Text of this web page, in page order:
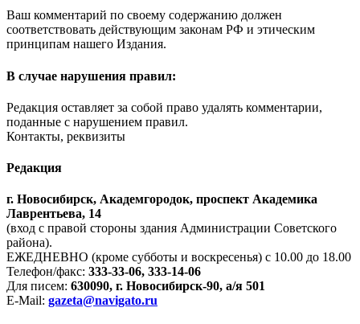
Ваш комментарий по своему содержанию должен
соответствовать действующим законам РФ и этическим
принципам нашего Издания.
В случае нарушения правил:
Редакция оставляет за собой право удалять комментарии,
поданные с нарушением правил.
Контакты, реквизиты
Редакция
г. Новосибирск, Академгородок, проспект Академика
Лаврентьева, 14
(вход с правой стороны здания Администрации Советского
района).
ЕЖЕДНЕВНО (кроме субботы и воскресенья) с 10.00 до 18.00
Телефон/факс: 333-33-06, 333-14-06
Для писем: 630090, г. Новосибирск-90, а/я 501
E-Mail: gazeta@navigato.ru